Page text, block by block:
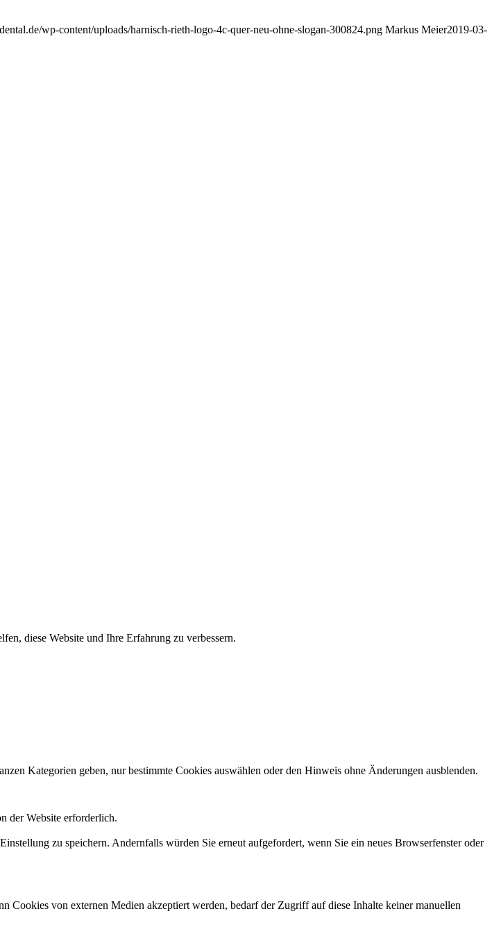
wp-content/uploads/harnisch-rieth-logo-4c-quer-neu-ohne-slogan-300824.png Markus Meier2019-03-
diese Website und Ihre Erfahrung zu verbessern.
Kategorien geben, nur bestimmte Cookies auswählen oder den Hinweis ohne Änderungen ausblenden.
der Website erforderlich.
zu speichern. Andernfalls würden Sie erneut aufgefordert, wenn Sie ein neues Browserfenster oder
von externen Medien akzeptiert werden, bedarf der Zugriff auf diese Inhalte keiner manuellen